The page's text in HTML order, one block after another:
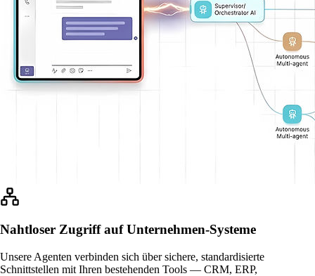
Nahtloser Zugriff auf Unternehmen-Systeme
Unsere Agenten verbinden sich über sichere, standardisierte
Schnittstellen mit Ihren bestehenden Tools — CRM, ERP,